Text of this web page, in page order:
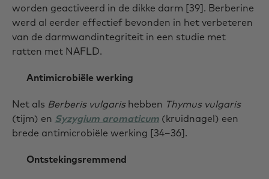
worden geactiveerd in de dikke darm [39]. Berberine
werd al eerder effectief bevonden in het verbeteren
van de darmwandintegriteit in een studie met
ratten met NAFLD.
Antimicrobiële werking
Net als Berberis vulgarishebben Thymus vulgaris
(tijm) en Syzygium aromaticum (kruidnagel) een
brede antimicrobiële werking [34–36].
Ontstekingsremmend